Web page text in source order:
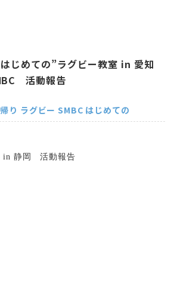
じめての”ラグビー教室 in 愛知
活動報告
り ラグビー SMBC はじめての